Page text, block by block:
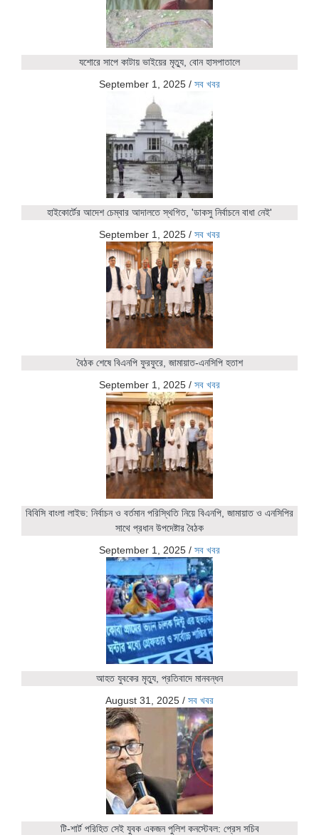
যশোরে সাপে কাটায় ভাইয়ের মৃত্যু, বোন হাসপাতালে
September 1, 2025 / সব খবর
হাইকোর্টের আদেশ চেম্বার আদালতে স্থগিত, 'ডাকসু নির্বাচনে বাধা নেই'
September 1, 2025 / সব খবর
বৈঠক শেষে বিএনপি ফুরফুরে, জামায়াত-এনসিপি হতাশ
September 1, 2025 / সব খবর
বিবিসি বাংলা লাইভ: নির্বাচন ও বর্তমান পরিস্থিতি নিয়ে বিএনপি, জামায়াত ও এনসিপির
সাথে প্রধান উপদেষ্টার বৈঠক
September 1, 2025 / সব খবর
আহত যুবকের মৃত্যু, প্রতিবাদে মানবন্ধন
August 31, 2025 / সব খবর
টি-শার্ট পরিহিত সেই যুবক একজন পুলিশ কনস্টেবল: প্রেস সচিব